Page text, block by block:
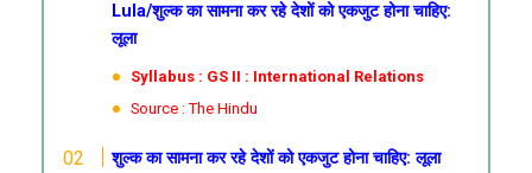
Lula/शुल्क का सामना कर रहे देशों को एकजुट होना चाहिए:
लूला
Syllabus : GS II : International Relations
Source : The Hindu
शुल्क का सामना कर रहे देशों को एकजुट होना चाहिए: लूला